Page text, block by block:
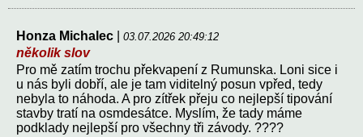
Honza Michalec 03.07.2026 20:49:12
několik slov
Pro mě zatím trochu překvapení z Rumunska. Loni sice i
u nás byli dobří, ale je tam viditelný posun vpřed, tedy
nebyla to náhoda. A pro zítřek přeju co nejlepší tipování
stavby tratí na osmdesátce. Myslím, že tady máme
podklady nejlepší pro všechny tři závody. ????